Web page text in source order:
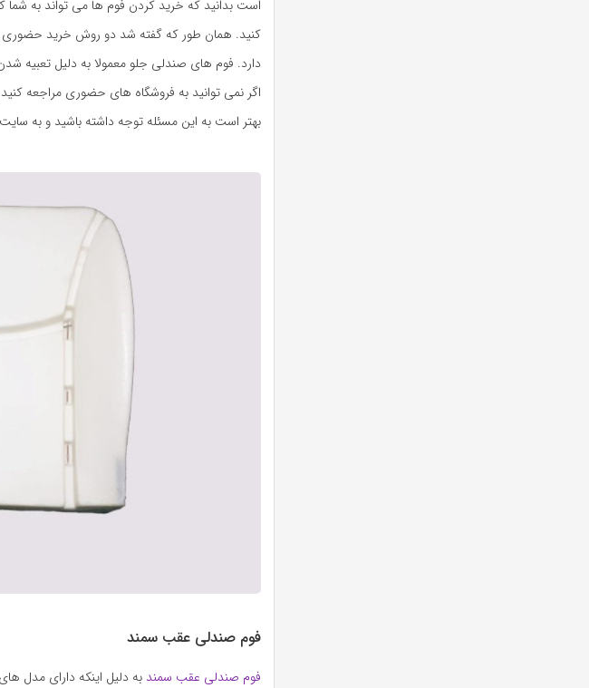
است بدانید که خرید کردن فوم ها می تواند به
کنید. همان طور که گفته شد دو روش خرید حضوری و
دارد. فوم های صندلی جلو معمولا به دلیل تعبیه
اگر نمی توانید به فروشگاه های حضوری مراجعه
بهتر است به این مسئله توجه داشته باشید و به
فوم صندلی عقب سمند
فوم صندلی عقب سمند به دلیل اینکه دارای مدل